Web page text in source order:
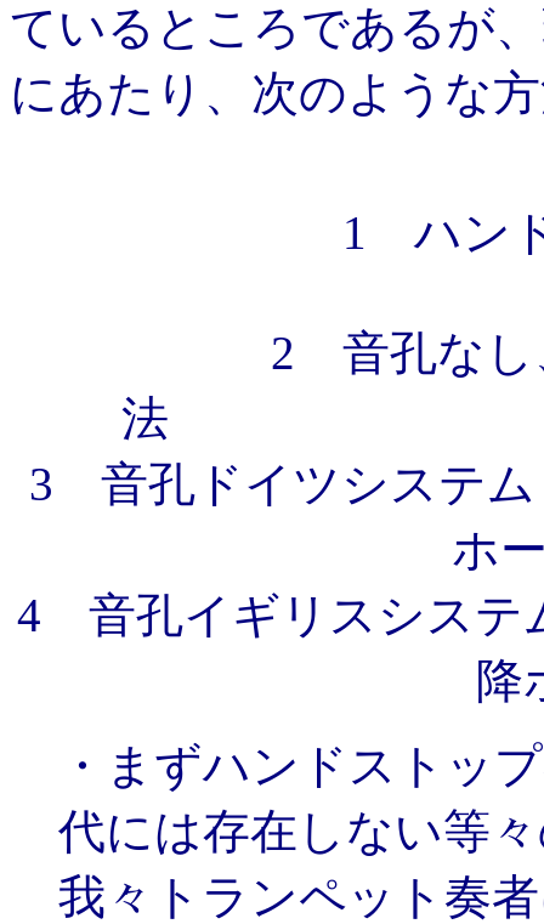
ているところであるが
にあたり、次のような
1 ハン
2 音孔なし
3 音孔ドイツシステム
ホ
4 音孔イギリスシステ
降
・まずハンドストッ
代には存在しない等
我々トランペット奏